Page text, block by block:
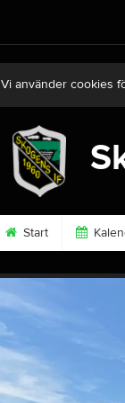
Vi använder cookies
Start